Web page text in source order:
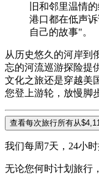
旧和邻里温情
港口都在低声
自己的故事"。
从历史悠久的河岸到
忘的河流巡游探险提
文化之旅还是穿越美
您登上游轮，放慢脚
查看每次旅行所有从
我们每周7天，24小
无论您何时计划旅行